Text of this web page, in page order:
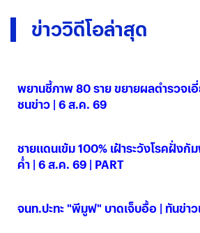
ข่าววิดีโอล่าสุด
พยานชี้ภาพ 80 ราย ขยายผลตำรวจเอี่ยว
ชนข่าว | 6 ส.ค. 69
ชายแดนเข้ม 100% เฝ้าระวังโรคฝั่งกัมพูชา" | เนชั่
ค่ำ | 6 ส.ค. 69 | PART
จนท.ปะทะ "พีมูฟ" บาดเจ็บอื้อ | ทันข่า